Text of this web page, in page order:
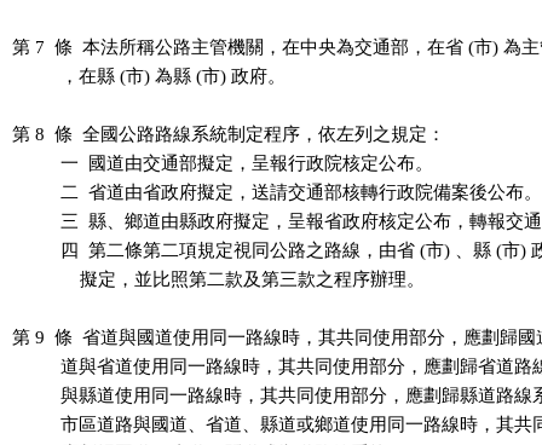
第 7  條  本法所稱公路主管機關，在中央為交通部，在省 (市) 為
          ，在縣 (市) 為縣 (市) 政府。
第 8  條  全國公路路線系統制定程序，依左列之規定：
          一  國道由交通部擬定，呈報行政院核定公布。
          二  省道由省政府擬定，送請交通部核轉行政院備案後公布。
三  縣、鄉道由縣政府擬定，呈報省政府核定公布，轉報交
四  第二條第二項規定視同公路之路線，由省 (市) 、縣 (市)
              擬定，並比照第二款及第三款之程序辦理。
第 9  條  省道與國道使用同一路線時，其共同使用部分，應劃歸
道與省道使用同一路線時，其共同使用部分，應劃歸省道
與縣道使用同一路線時，其共同使用部分，應劃歸縣道路線
市區道路與國道、省道、縣道或鄉道使用同一路線時，其